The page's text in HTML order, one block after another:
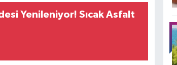
Yenileniyor! Sıcak Asfalt